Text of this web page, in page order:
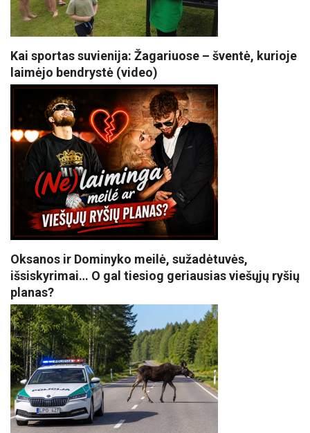
Kai sportas suvienija: Žagariuose – šventė, kurioje
laimėjo bendrystė (video)
Oksanos ir Dominyko meilė, sužadėtuvės,
išsiskyrimai… O gal tiesiog geriausias viešųjų ryšių
planas?